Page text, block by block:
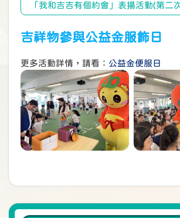
「我和吉吉有個約會」表揚活動(第二
吉祥物參與公益金服飾日
更多活動詳情，請看： 公益金便服日